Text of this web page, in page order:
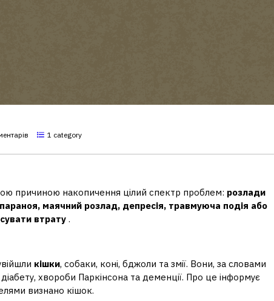
1 category
причиною накопичення цілий спектр проблем: розлади
маячний розлад, депресія, травмуюча подія або
втрату .
кішки, собаки, коні, бджоли та змії. Вони, за словами
хвороби Паркінсона та деменції. Про це інформує
визнано кішок.